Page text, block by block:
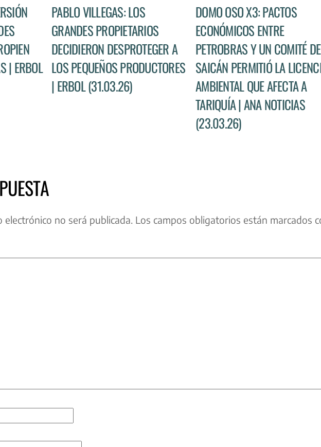
| ERBOL
PABLO VILLEGAS: LOS
GRANDES PROPIETARIOS
DECIDIERON DESPROTEGER A
LOS PEQUEÑOS PRODUCTORES
| ERBOL (31.03.26)
DOMO OSO X3: PACTOS
ECONÓMICOS ENTRE
PETROBRAS Y UN COMITÉ DE
SAICÁN PERMITIÓ LA
AMBIENTAL QUE AFECTA A
TARIQUÍA | ANA NOTICIAS
(23.03.26)
no será publicada. Los campos obligatorios están marcados